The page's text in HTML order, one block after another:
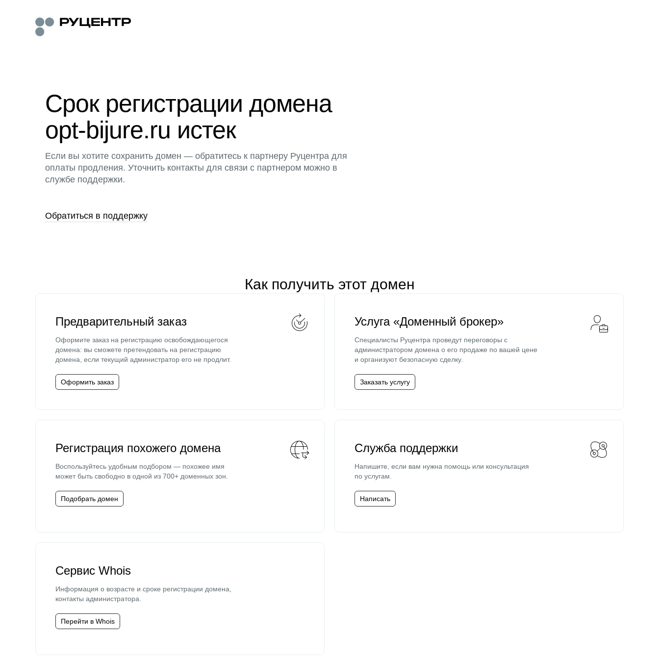
Срок регистрации домена
opt-bijure.ru истек
Если вы хотите сохранить домен — обратитесь к партнеру Руцентра для
оплаты продления. Уточнить контакты для связи с партнером можно в
службе поддержки.
Обратиться в поддержку
Как получить этот домен
Предварительный заказ
Оформите заказ на регистрацию освобождающегося
домена: вы сможете претендовать на регистрацию
домена, если текущий администратор его не продлит.
Оформить заказ
Услуга «Доменный брокер»
Специалисты Руцентра проведут переговоры с
администратором домена о его продаже по вашей цене
и организуют безопасную сделку.
Заказать услугу
Регистрация похожего домена
Воспользуйтесь удобным подбором — похожее имя
может быть свободно в одной из 700+ доменных зон.
Подобрать домен
Служба поддержки
Напишите, если вам нужна помощь или консультация
по услугам.
Написать
Сервис Whois
Информация о возрасте и сроке регистрации домена,
контакты администратора.
Перейти в Whois